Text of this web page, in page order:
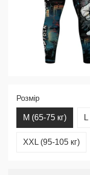
Розмір
M (65-75 кг)
XXL (95-105 кг)